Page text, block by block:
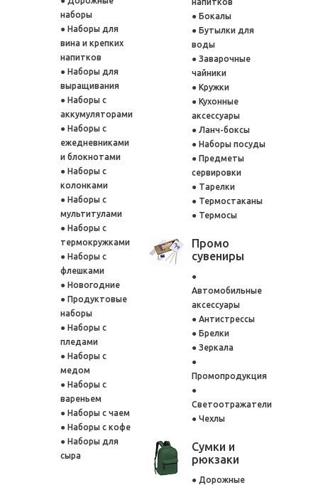
наборы
Наборы для
вина и крепких
напитков
Наборы для
выращивания
Наборы с
аккумуляторами
Наборы с
ежедневниками
и блокнотами
Наборы с
колонками
Наборы с
мультитулами
Наборы с
термокружками
Наборы с
флешками
Новогодние
Продуктовые
наборы
Наборы с
пледами
Наборы с
медом
Наборы с
вареньем
Наборы с чаем
Наборы с кофе
Наборы для
сыра
Бокалы
Бутылки для
воды
Заварочные
чайники
Кружки
Кухонные
аксессуары
Ланч-боксы
Наборы посуды
Предметы
сервировки
Тарелки
Термостаканы
Термосы
Промо
сувениры
Автомобильные
аксессуары
Антистрессы
Брелки
Зеркала
Промопродукция
Светоотражатели
Чехлы
Сумки и
рюкзаки
Дорожные